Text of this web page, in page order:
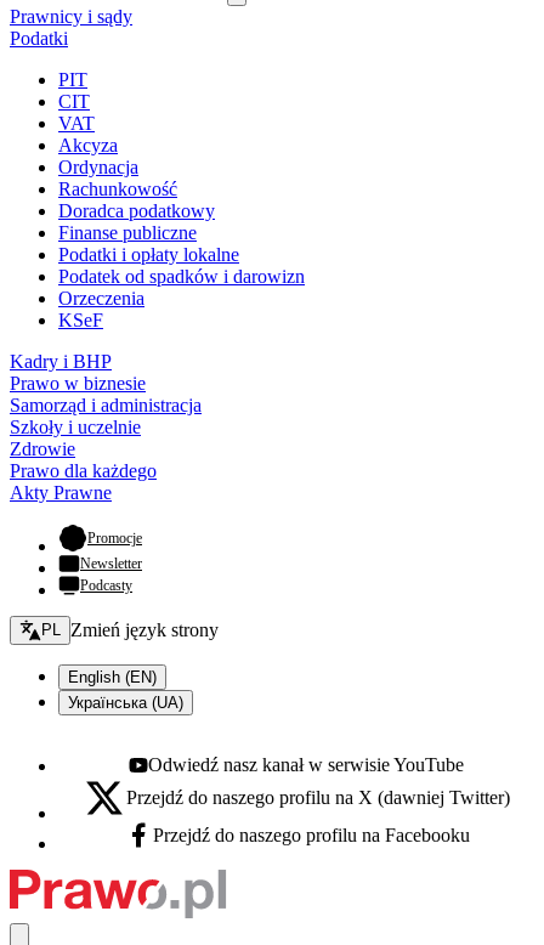
Prawnicy i sądy
Podatki
PIT
CIT
VAT
Akcyza
Ordynacja
Rachunkowość
Doradca podatkowy
Finanse publiczne
Podatki i opłaty lokalne
Podatek od spadków i darowizn
Orzeczenia
KSeF
Kadry i BHP
Prawo w biznesie
Samorząd i administracja
Szkoły i uczelnie
Zdrowie
Prawo dla każdego
Akty Prawne
Promocje- otwiera się w nowej karcie
Newsletter
Podcasty
Zmień język - bieżący:
PL Zmień język strony
English (EN)
Українська (UA)
Youtube - otwiera się w nowej karcie
Odwiedź nasz kanał w serwisie YouTube
X - otwiera się w nowej karcie
Przejdź do naszego profilu na X (dawniej Twitter)
Facebook - otwiera się w nowej karcie
Przejdź do naszego profilu na Facebooku